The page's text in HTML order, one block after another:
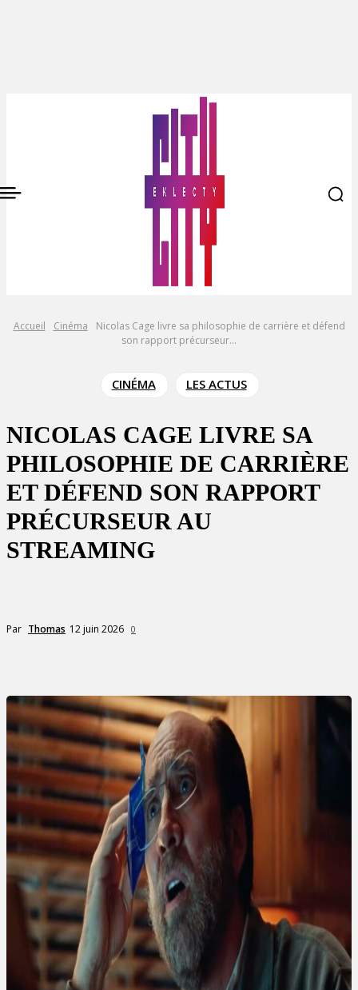
Accueil Cinéma
Nicolas Cage livre sa philosophie de carrière et défend
son rapport précurseur...
CINÉMA LES ACTUS
NICOLAS CAGE LIVRE SA
PHILOSOPHIE DE CARRIÈRE
ET DÉFEND SON RAPPORT
PRÉCURSEUR AU
STREAMING
Par Thomas 12 juin 2026 0